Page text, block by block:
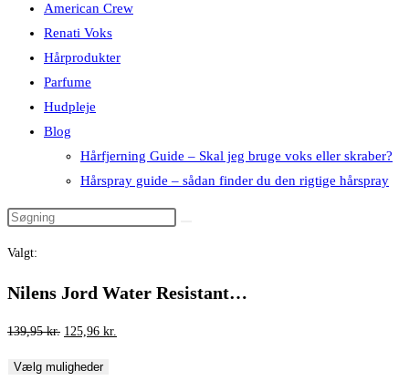
American Crew
Renati Voks
Hårprodukter
Parfume
Hudpleje
Blog
Hårfjerning Guide – Skal jeg bruge voks eller skraber?
Hårspray guide – sådan finder du den rigtige hårspray
Valgt:
Nilens Jord Water Resistant…
139,95kr. Den
pris
125,96 kr.
Vælg muligheder